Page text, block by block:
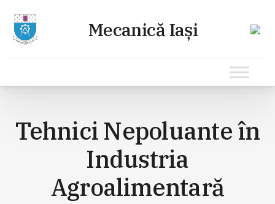
conținut
Tehnici Nepoluante în
Industria
Agroalimentară